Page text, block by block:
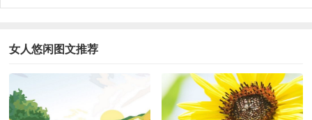
女人悠闲图文推荐